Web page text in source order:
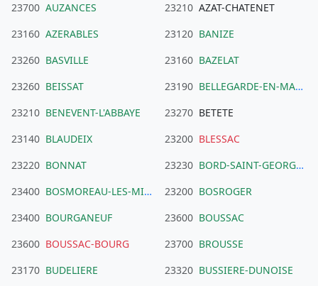
23700 AUZANCES 23210 AZAT-CHATENET
23160 AZERABLES 23120 BANIZE
23260 BASVILLE 23160 BAZELAT
23260 BEISSAT 23190 BELLEGARDE-EN-MARCHE
23210 BENEVENT-L'ABBAYE 23270 BETETE
23140 BLAUDEIX 23200 BLESSAC
23220 BONNAT 23230 BORD-SAINT-GEORGES
23400 BOSMOREAU-LES-MINES 23200 BOSROGER
23400 BOURGANEUF 23600 BOUSSAC
23600 BOUSSAC-BOURG 23700 BROUSSE
23170 BUDELIERE 23320 BUSSIERE-DUNOISE